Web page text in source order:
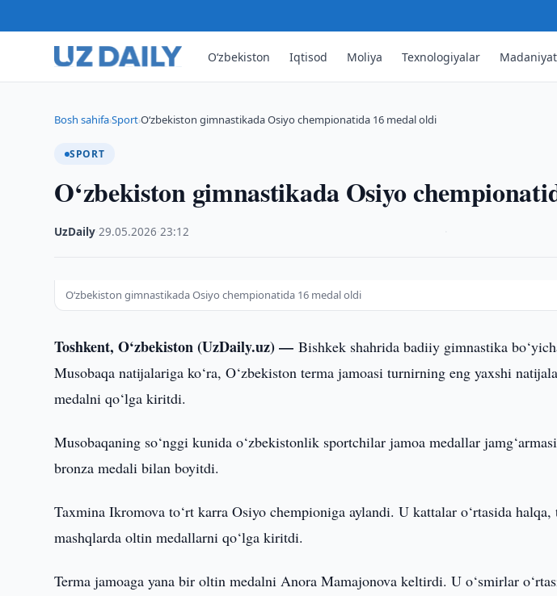
O‘zbekiston Iqtisod Moliya Texnologiyalar Madaniyat
Bosh sahifa›Sport›O‘zbekiston gimnastikada Osiyo chempionatida 16 medal oldi
SPORT
O‘zbekiston gimnastikada Osiyo
UzDaily ·29.05.2026 ·23:12
O‘zbekiston gimnastikada Osiyo chempionatida 16 medal oldi
Toshkent, O‘zbekiston (UzDaily.uz) —Bishkek shahrida badiiy gimnastika
Musobaqa natijalariga ko‘ra, O‘zbekiston terma jamoasi turnirning eng yaxshi
medalni qo‘lga kiritdi.
Musobaqaning so‘nggi kunida o‘zbekistonlik sportchilar jamoa medallar
bronza medali bilan boyitdi.
Taxmina Ikromova to‘rt karra Osiyo chempioniga aylandi. U kattalar o‘rtasida
mashqlarda oltin medallarni qo‘lga kiritdi.
Terma jamoaga yana bir oltin medalni Anora Mamajonova keltirdi. U o‘smirlar